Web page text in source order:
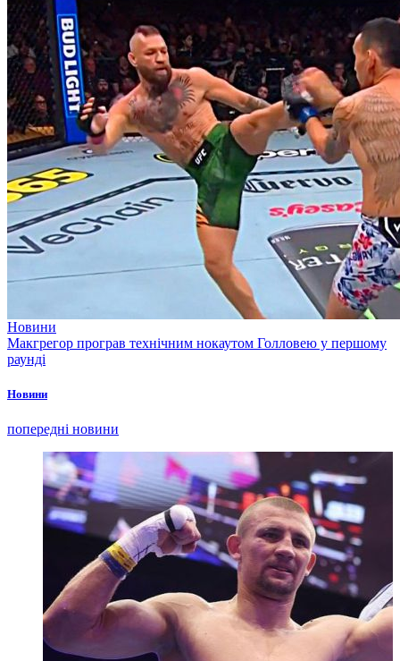
Новини
Макгрегор програв технічним нокаутом Голловею у першому
раунді
Новини
попередні новини